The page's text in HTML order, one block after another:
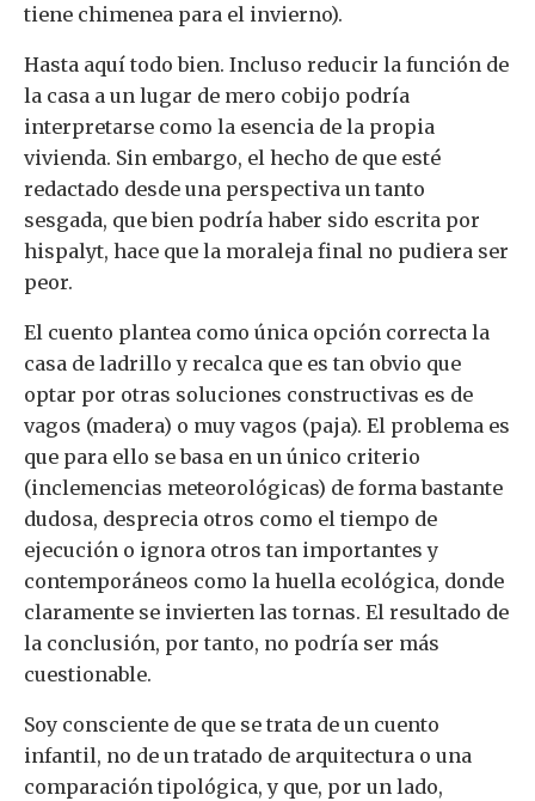
tiene chimenea para el invierno).
Hasta aquí todo bien. Incluso reducir la función de
la casa a un lugar de mero cobijo podría
interpretarse como la esencia de la propia
vivienda. Sin embargo, el hecho de que esté
redactado desde una perspectiva un tanto
sesgada, que bien podría haber sido escrita por
hispalyt, hace que la moraleja final no pudiera ser
peor.
El cuento plantea como única opción correcta la
casa de ladrillo y recalca que es tan obvio que
optar por otras soluciones constructivas es de
vagos (madera) o muy vagos (paja). El problema es
que para ello se basa en un único criterio
(inclemencias meteorológicas) de forma bastante
dudosa, desprecia otros como el tiempo de
ejecución o ignora otros tan importantes y
contemporáneos como la huella ecológica, donde
claramente se invierten las tornas. El resultado de
la conclusión, por tanto, no podría ser más
cuestionable.
Soy consciente de que se trata de un cuento
infantil, no de un tratado de arquitectura o una
comparación tipológica, y que, por un lado,